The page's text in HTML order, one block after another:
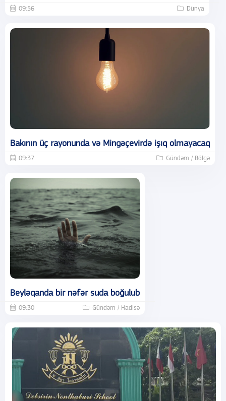
09:56 Dünya
Bakının üç rayonunda və Mingəçevirdə işıq olmayacaq
09:37 Gündəm / Bölgə
Beyləqanda bir nəfər suda boğulub
09:30 Gündəm / Hadisə